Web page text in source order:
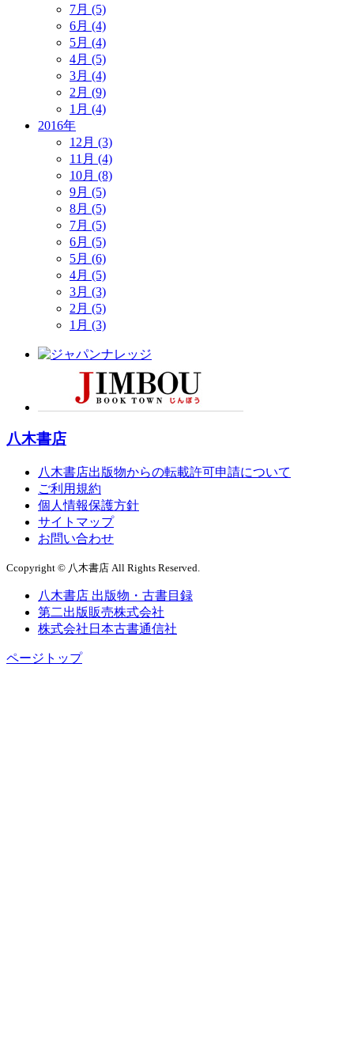
7月 (5)
6月 (4)
5月 (4)
4月 (5)
3月 (4)
2月 (9)
1月 (4)
2016年
12月 (3)
11月 (4)
10月 (8)
9月 (5)
8月 (5)
7月 (5)
6月 (5)
5月 (6)
4月 (5)
3月 (3)
2月 (5)
1月 (3)
八木書店
八木書店出版物からの転載許可申請について
ご利用規約
個人情報保護方針
サイトマップ
お問い合わせ
Ccopyright © 八木書店 All Rights Reserved.
八木書店 出版物・古書目録
第二出版販売株式会社
株式会社日本古書通信社
ページトップ